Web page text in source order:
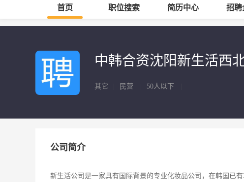
首页 职位搜索 简历中心 招聘
中韩合资沈阳新生活西
其它 民营 50人以下
公司简介
新生活公司是一家具有国际背景的专业化妆品公司，在韩国已